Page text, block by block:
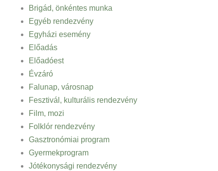
Brigád, önkéntes munka
Egyéb rendezvény
Egyházi esemény
Előadás
Előadóest
Évzáró
Falunap, városnap
Fesztivál, kulturális rendezvény
Film, mozi
Folklór rendezvény
Gasztronómiai program
Gyermekprogram
Jótékonysági rendezvény